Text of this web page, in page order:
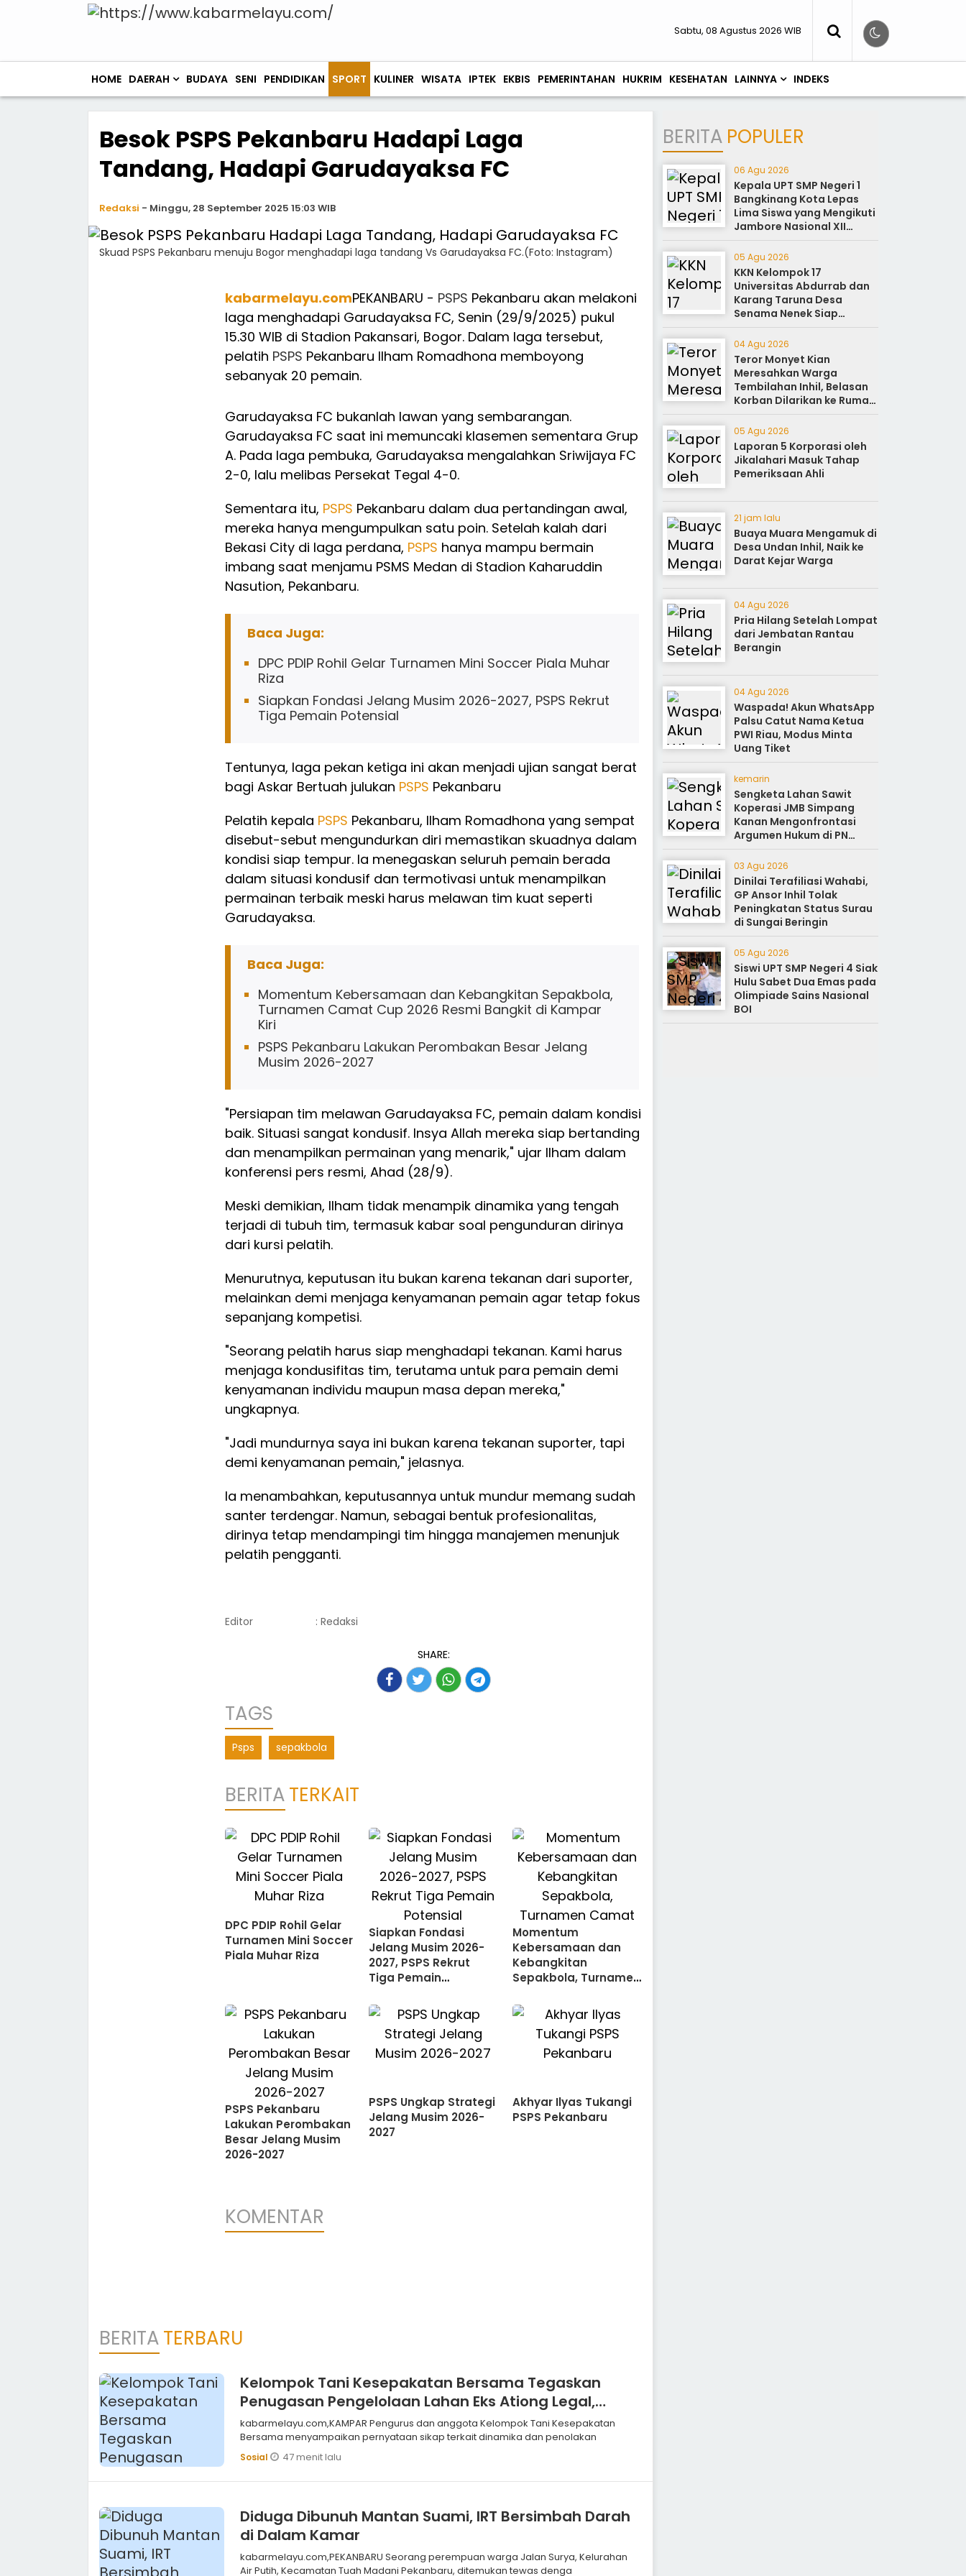
Sabtu, 08 Agustus 2026 WIB
HOME DAERAH BUDAYA SENI PENDIDIKAN SPORT KULINER WISATA IPTEK EKBIS PEMERINTAHAN HUKRIM KESEHATAN LAINNYA INDEKS
Besok PSPS Pekanbaru Hadapi Laga
Tandang, Hadapi Garudayaksa FC
Redaksi - Minggu, 28 September 2025 15:03 WIB
Skuad PSPS Pekanbaru menuju Bogor menghadapi laga tandang Vs Garudayaksa FC.(Foto: Instagram)
kabarmelayu.comPEKANBARU - PSPS Pekanbaru akan melakoni
laga menghadapi Garudayaksa FC, Senin (29/9/2025) pukul
15.30 WIB di Stadion Pakansari, Bogor. Dalam laga tersebut,
pelatih PSPS Pekanbaru Ilham Romadhona memboyong
sebanyak 20 pemain.
Garudayaksa FC bukanlah lawan yang sembarangan.
Garudayaksa FC saat ini memuncaki klasemen sementara Grup
A. Pada laga pembuka, Garudayaksa mengalahkan Sriwijaya FC
2-0, lalu melibas Persekat Tegal 4-0.
Sementara itu, PSPS Pekanbaru dalam dua pertandingan awal,
mereka hanya mengumpulkan satu poin. Setelah kalah dari
Bekasi City di laga perdana, PSPS hanya mampu bermain
imbang saat menjamu PSMS Medan di Stadion Kaharuddin
Nasution, Pekanbaru.
Baca Juga:
DPC PDIP Rohil Gelar Turnamen Mini Soccer Piala Muhar
Riza
Siapkan Fondasi Jelang Musim 2026-2027, PSPS Rekrut
Tiga Pemain Potensial
Tentunya, laga pekan ketiga ini akan menjadi ujian sangat berat
bagi Askar Bertuah julukan PSPS Pekanbaru
Pelatih kepala PSPS Pekanbaru, Ilham Romadhona yang sempat
disebut-sebut mengundurkan diri memastikan skuadnya dalam
kondisi siap tempur. Ia menegaskan seluruh pemain berada
dalam situasi kondusif dan termotivasi untuk menampilkan
permainan terbaik meski harus melawan tim kuat seperti
Garudayaksa.
Baca Juga:
Momentum Kebersamaan dan Kebangkitan Sepakbola,
Turnamen Camat Cup 2026 Resmi Bangkit di Kampar
Kiri
PSPS Pekanbaru Lakukan Perombakan Besar Jelang
Musim 2026-2027
"Persiapan tim melawan Garudayaksa FC, pemain dalam kondisi
baik. Situasi sangat kondusif. Insya Allah mereka siap bertanding
dan menampilkan permainan yang menarik," ujar Ilham dalam
konferensi pers resmi, Ahad (28/9).
Meski demikian, Ilham tidak menampik dinamika yang tengah
terjadi di tubuh tim, termasuk kabar soal pengunduran dirinya
dari kursi pelatih.
Menurutnya, keputusan itu bukan karena tekanan dari suporter,
melainkan demi menjaga kenyamanan pemain agar tetap fokus
sepanjang kompetisi.
"Seorang pelatih harus siap menghadapi tekanan. Kami harus
menjaga kondusifitas tim, terutama untuk para pemain demi
kenyamanan individu maupun masa depan mereka,"
ungkapnya.
"Jadi mundurnya saya ini bukan karena tekanan suporter, tapi
demi kenyamanan pemain," jelasnya.
Ia menambahkan, keputusannya untuk mundur memang sudah
santer terdengar. Namun, sebagai bentuk profesionalitas,
dirinya tetap mendampingi tim hingga manajemen menunjuk
pelatih pengganti.
Editor : Redaksi
SHARE:
TAGS
Psps sepakbola
BERITATERKAIT
DPC PDIP Rohil Gelar
Turnamen Mini Soccer
Piala Muhar Riza
Siapkan Fondasi
Jelang Musim 2026-
2027, PSPS Rekrut
Tiga Pemain
Momentum
Kebersamaan dan
Kebangkitan
Sepakbola, Turnamen
Resmi Bangkit di
Kampar Kiri
PSPS Pekanbaru
Lakukan Perombakan
Besar Jelang Musim
2026-2027
PSPS Ungkap Strategi
Jelang Musim 2026-
2027
Akhyar Ilyas Tukangi
PSPS Pekanbaru
KOMENTAR
BERITATERBARU
Kelompok Tani Kesepakatan Bersama Tegaskan
Penugasan Pengelolaan Lahan Eks Ationg Legal,
Bantah Narasi Penolakan
kabarmelayu.com,KAMPAR Pengurus dan anggota Kelompok Tani Kesepakatan
Bersama menyampaikan pernyataan sikap terkait dinamika dan penolakan
Sosial 47 menit lalu
Diduga Dibunuh Mantan Suami, IRT Bersimbah Darah
di Dalam Kamar
kabarmelayu.com,PEKANBARU Seorang perempuan warga Jalan Surya, Kelurahan
Air Putih, Kecamatan Tuah Madani Pekanbaru, ditemukan tewas denga
BERITA POPULER
06 Agu 2026
Kepala UPT SMP Negeri 1
Bangkinang Kota Lepas
Lima Siswa yang Mengikuti
Jambore Nasional XII
Cibubur Jakarta
05 Agu 2026
KKN Kelompok 17
Universitas Abdurrab dan
Karang Taruna Desa
Senama Nenek Siap
Sukseskan Perayaan HUT
ke-81
04 Agu 2026
Teror Monyet Kian
Meresahkan Warga
Tembilahan Inhil, Belasan
Korban Dilarikan ke Rumah
Sakit
05 Agu 2026
Laporan 5 Korporasi oleh
Jikalahari Masuk Tahap
Pemeriksaan Ahli
21 jam lalu
Buaya Muara Mengamuk di
Desa Undan Inhil, Naik ke
Darat Kejar Warga
04 Agu 2026
Pria Hilang Setelah Lompat
dari Jembatan Rantau
Berangin
04 Agu 2026
Waspada! Akun WhatsApp
Palsu Catut Nama Ketua
PWI Riau, Modus Minta
Uang Tiket
kemarin
Sengketa Lahan Sawit
Koperasi JMB Simpang
Kanan Mengonfrontasi
Argumen Hukum di PN
Rokan Hilir
03 Agu 2026
Dinilai Terafiliasi Wahabi,
GP Ansor Inhil Tolak
Peningkatan Status Surau
di Sungai Beringin
05 Agu 2026
Siswi UPT SMP Negeri 4 Siak
Hulu Sabet Dua Emas pada
Olimpiade Sains Nasional
BOI